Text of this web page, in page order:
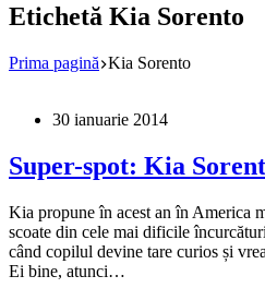
Etichetă Kia Sorento
Prima pagină Kia Sorento
30 ianuarie 2014
Super-spot: Kia
Kia propune în acest an în America
scoate din cele mai dificile
când copilul devine tare curios și
Ei bine, atunci…